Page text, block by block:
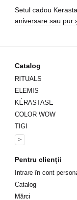
Setul cadou
aniversare sau pur
Catalog
RITUALS
ELEMIS
KÉRASTASE
COLOR WOW
TIGI
>
Pentru clienții
Intrare în cont
Catalog
Mărci